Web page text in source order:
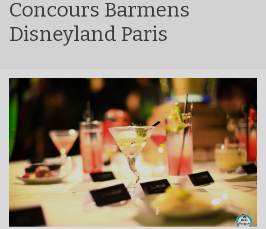
Concours Barmens
Disneyland Paris